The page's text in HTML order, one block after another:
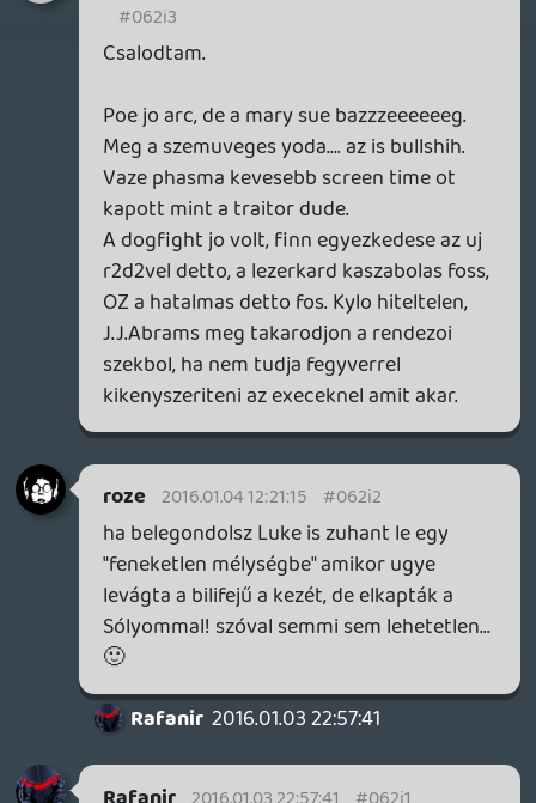
Rafanir 2016.01.03 22:57:41
Lehet, hogy csak visszaemlékezésekbe fog
szerepelni.
Bár én örülnék, ha valahogy visszahoznák,
de azok után, hogy átszúrták, illetve abba
a feneketlen mélységbe zuhant, erre nem
láttok sok esélyt.
roze 2016.01.03 20:05:36
roze 2016.01.03 20:05:36 #062i0
az miért van, hogy Harrison Ford a 8.
részre is be van írva...az IMDB szerint..?!
visszatér mint Gandalf?
Fardavid 2015.12.31 08:45:58 #062hz
Várjuk már meg mi lesz belőle! A gyerek
még nem fő gonosz, pláne nem sith
nagyúr! Kb olyan, mint Luke volt a
Birodalom visszavág elején. Vívódik, dühös
és aránylag tapasztalatlan. Szerintem jó
karakter volt, bár színésznek én is más
arcot választottam volna. De hát nagyon
nem lehetett gonosz fejet választani,
mégiscsak Solo És Leia gyereke.
tényleg Plagueis és nem egy újabb silány
Marvel főgonosz, akkor jó lesz az...